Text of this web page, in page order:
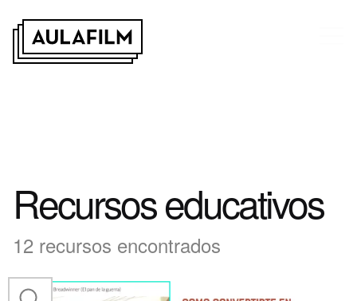
Recursos educativos
12 recursos encontrados